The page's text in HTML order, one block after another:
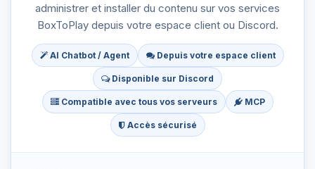
administrer et installer du contenu sur vos services
BoxToPlay depuis votre espace client ou Discord.
AI Chatbot / Agent Depuis votre espace client
Disponible sur Discord
Compatible avec tous vos serveurs MCP
Accès sécurisé